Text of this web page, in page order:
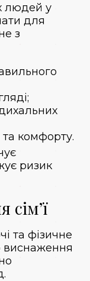
людей у
для
з
та комфорту.
ризик
та фізичне
виснаження